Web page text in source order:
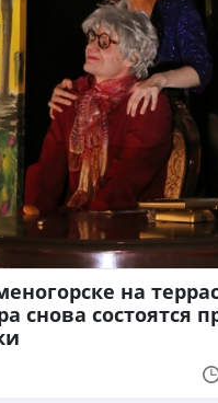
на
снова состоятся